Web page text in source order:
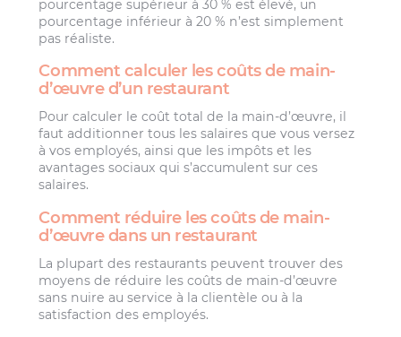
pourcentage supérieur à 30 % est élevé, un
pourcentage inférieur à 20 % n’est simplement
pas réaliste.
Comment calculer les coûts de main-
d’œuvre d’un restaurant
Pour calculer le coût total de la main-d’œuvre, il
faut additionner tous les salaires que vous versez
à vos employés, ainsi que les impôts et les
avantages sociaux qui s’accumulent sur ces
salaires.
Comment réduire les coûts de main-
d’œuvre dans un restaurant
La plupart des restaurants peuvent trouver des
moyens de réduire les coûts de main-d’œuvre
sans nuire au service à la clientèle ou à la
satisfaction des employés.